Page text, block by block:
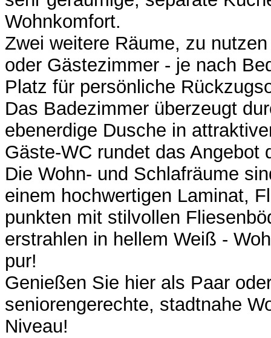
Wohnkomfort.
Zwei weitere Räume, zu
oder Gästezimmer - je nach
Platz für persönliche
Das Badezimmer überzeugt
ebenerdige Dusche in
Gäste-WC rundet das Angebot
Die Wohn- und Schlafräume
einem hochwertigen Laminat,
punkten mit stilvollen
erstrahlen in hellem Weiß -
pur!
Genießen Sie hier als Paar
seniorengerechte, stadtnahe
Niveau!